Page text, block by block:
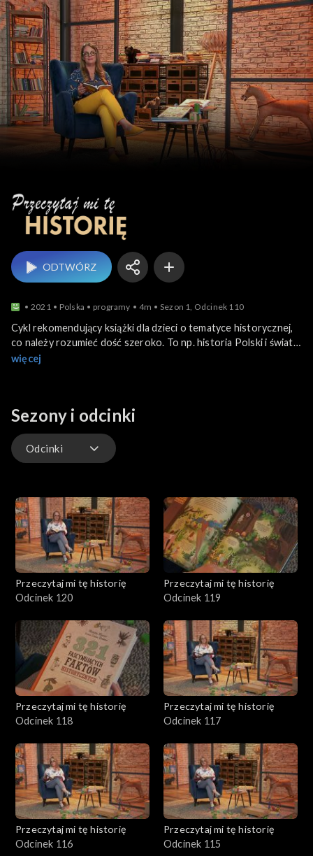
Przeczytaj mi tę historię
ODTWÓRZ
2021 Polska programy 4m Sezon 1, Odcinek 110
Cykl rekomendujący książki dla dzieci o tematyce historycznej,
co należy rozumieć dość szeroko. To np. historia Polski i świata,
ale też historia naturalna, historia wynalazków, ważne postaci
więcej
Sezony i odcinki
Odcinki
Przeczytaj mi tę historię
Odcinek 120
Przeczytaj mi tę historię
Odcinek 119
Przeczytaj mi tę historię
Odcinek 118
Przeczytaj mi tę historię
Odcinek 117
Przeczytaj mi tę historię
Odcinek 116
Przeczytaj mi tę historię
Odcinek 115